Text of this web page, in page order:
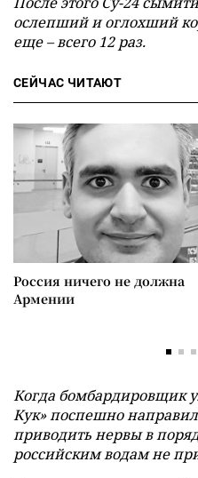
ослепший и оглохший
еще –всего 12 раз.
СЕЙЧАС ЧИТАЮТ
Россия ничего не должна
Армении
Когда бомбардировщик
Кук»поспешно
приводить нервы в
российским водам не